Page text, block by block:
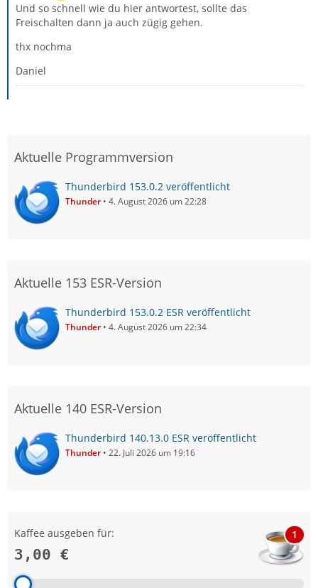
Und so schnell wie du hier antwortest, sollte das
Freischalten dann ja auch zügig gehen.
thx nochma
Daniel
Aktuelle Programmversion
Thunderbird 153.0.2 veröffentlicht
Thunder 4. August 2026 um 22:28
Aktuelle 153 ESR-Version
Thunderbird 153.0.2 ESR veröffentlicht
Thunder 4. August 2026 um 22:34
Aktuelle 140 ESR-Version
Thunderbird 140.13.0 ESR veröffentlicht
Thunder 22. Juli 2026 um 19:16
Kaffee ausgeben für:
3,00 €
1